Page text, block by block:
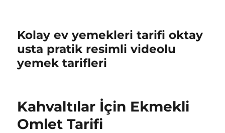
Kolay ev yemekleri tarifi oktay
usta pratik resimli videolu
yemek tarifleri
Kahvaltılar İçin Ekmekli
Omlet Tarifi